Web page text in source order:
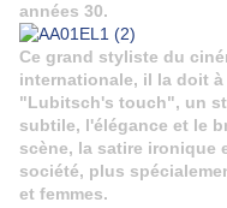
années 30.
Ce grand styliste du
internationale, il la doit
"Lubitsch's touch", un
subtile, l'élégance et le
scène, la satire ironique
société, plus
et femmes.